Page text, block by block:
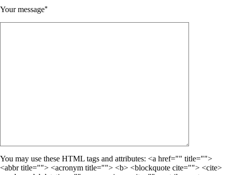
Your message*
You may use these HTML tags and attributes: <a href="" title="">
<abbr title=""> <acronym title=""> <b> <blockquote cite=""> <cite>